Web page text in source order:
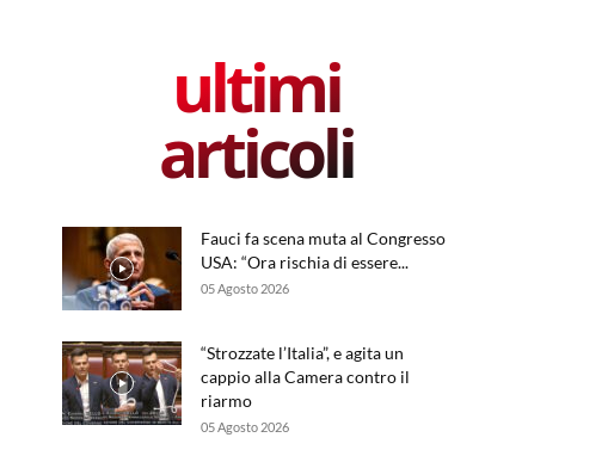
ultimi
articoli
Fauci fa scena muta al Congresso
USA: “Ora rischia di essere...
05 Agosto 2026
“Strozzate l’Italia”, e agita un
cappio alla Camera contro il
riarmo
05 Agosto 2026